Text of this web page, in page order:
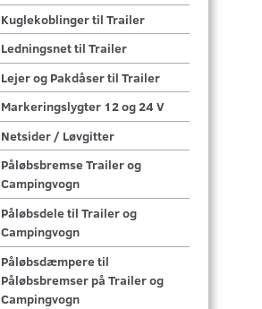
Kuglekoblinger til Trailer
Ledningsnet til Trailer
Lejer og Pakdåser til Trailer
Markeringslygter 12 og 24 V
Netsider / Løvgitter
Påløbsbremse Trailer og
Campingvogn
Påløbsdele til Trailer og
Campingvogn
Påløbsdæmpere til
Påløbsbremser på Trailer og
Campingvogn